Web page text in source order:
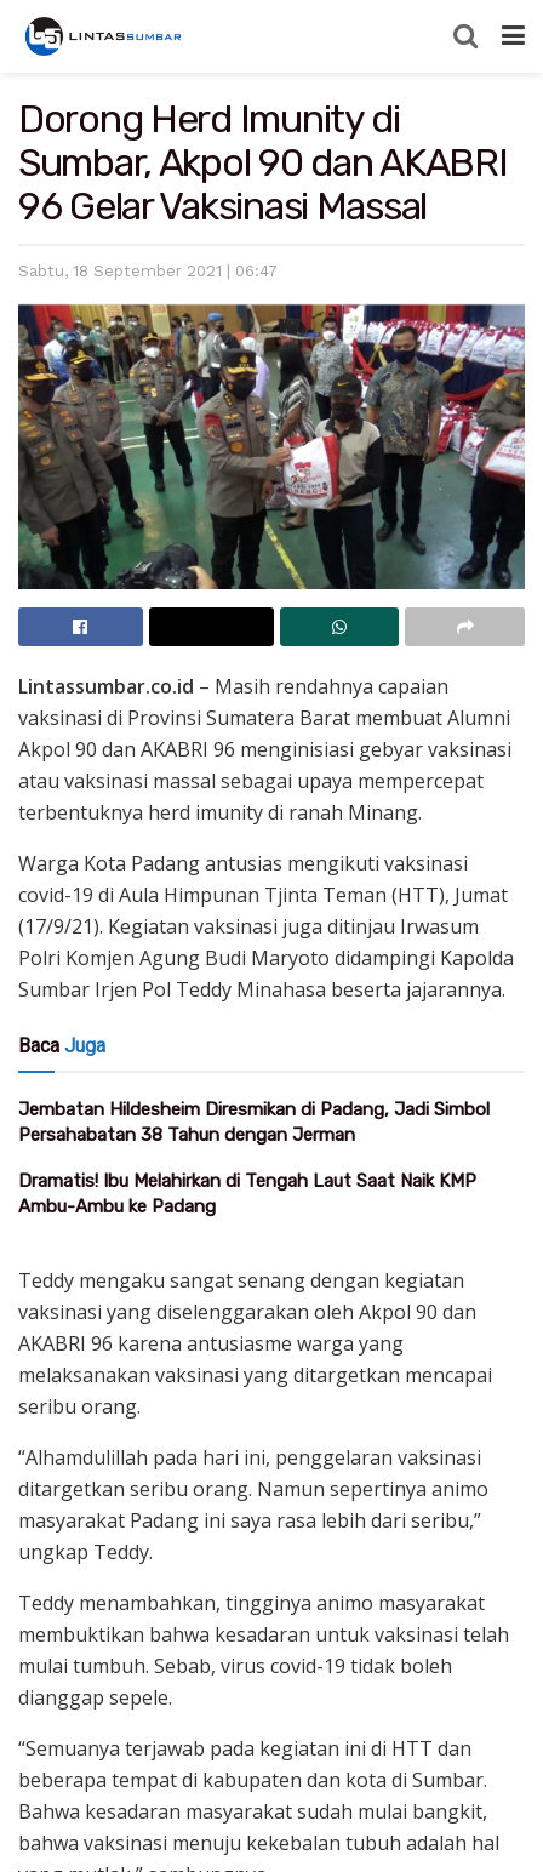
Dorong Herd Imunity di
Sumbar, Akpol 90 dan AKABRI
96 Gelar Vaksinasi Massal
Sabtu, 18 September 2021 | 06:47
Lintassumbar.co.id – Masih rendahnya capaian
vaksinasi di Provinsi Sumatera Barat membuat Alumni
Akpol 90 dan AKABRI 96 menginisiasi gebyar vaksinasi
atau vaksinasi massal sebagai upaya mempercepat
terbentuknya herd imunity di ranah Minang.
Warga Kota Padang antusias mengikuti vaksinasi
covid-19 di Aula Himpunan Tjinta Teman (HTT), Jumat
(17/9/21). Kegiatan vaksinasi juga ditinjau Irwasum
Polri Komjen Agung Budi Maryoto didampingi Kapolda
Sumbar Irjen Pol Teddy Minahasa beserta jajarannya.
Baca Juga
Jembatan Hildesheim Diresmikan di Padang, Jadi Simbol
Persahabatan 38 Tahun dengan Jerman
Dramatis! Ibu Melahirkan di Tengah Laut Saat Naik KMP
Ambu-Ambu ke Padang
Teddy mengaku sangat senang dengan kegiatan
vaksinasi yang diselenggarakan oleh Akpol 90 dan
AKABRI 96 karena antusiasme warga yang
melaksanakan vaksinasi yang ditargetkan mencapai
seribu orang.
“Alhamdulillah pada hari ini, penggelaran vaksinasi
ditargetkan seribu orang. Namun sepertinya animo
masyarakat Padang ini saya rasa lebih dari seribu,”
ungkap Teddy.
Teddy menambahkan, tingginya animo masyarakat
membuktikan bahwa kesadaran untuk vaksinasi telah
mulai tumbuh. Sebab, virus covid-19 tidak boleh
dianggap sepele.
“Semuanya terjawab pada kegiatan ini di HTT dan
beberapa tempat di kabupaten dan kota di Sumbar.
Bahwa kesadaran masyarakat sudah mulai bangkit,
bahwa vaksinasi menuju kekebalan tubuh adalah hal